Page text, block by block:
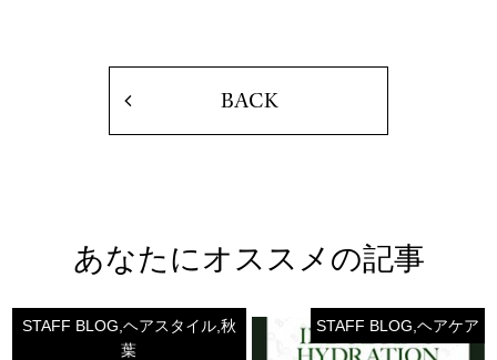
BACK
あなたにオススメの記事
STAFF BLOG,ヘアスタイル,秋
葉
STAFF BLOG,ヘアケア